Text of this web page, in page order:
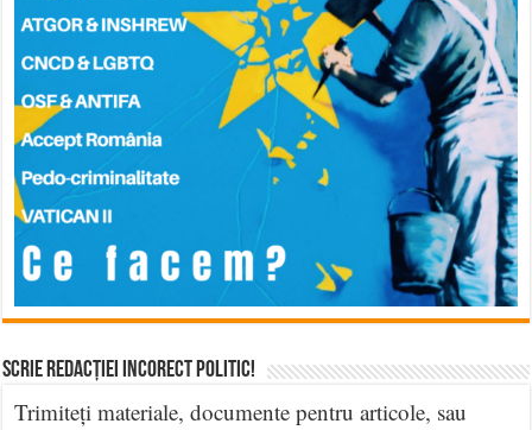
Scrie Redacției Incorect Politic!
Trimiteți materiale, documente pentru articole, sau